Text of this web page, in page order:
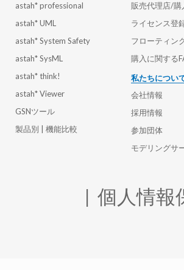
astah* professional
astah* UML
astah* System Safety
astah* SysML
astah* think!
astah* Viewer
GSNツール
製品別 | 機能比較
販売代理店/購
ライセンス登
フローティン
購入に関する
私たちについ
会社情報
採用情報
参加団体
モデリングサ
| 個人情報